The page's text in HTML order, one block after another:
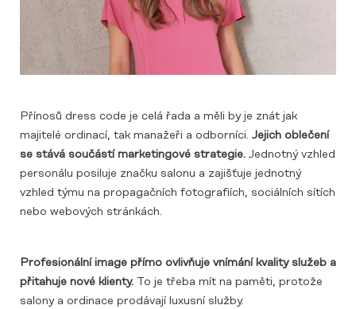
Přínosů dress code je celá řada a měli by je znát jak
majitelé ordinací, tak manažeři a odborníci. Jejich oblečení
se stává součástí marketingové strategie. Jednotný vzhled
personálu posiluje značku salonu a zajišťuje jednotný
vzhled týmu na propagačních fotografiích, sociálních sítích
nebo webových stránkách.
Profesionální image přímo ovlivňuje vnímání kvality služeb a
přitahuje nové klienty. To je třeba mít na paměti, protože
salony a ordinace prodávají luxusní služby.